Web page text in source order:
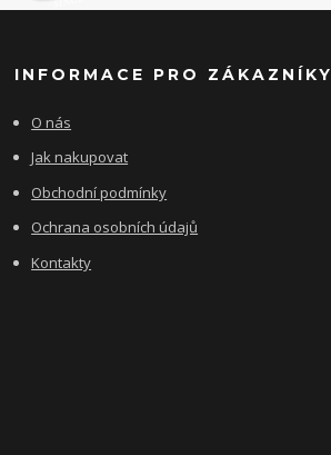
INFORMACE PRO ZÁKAZNÍKY
O nás
Jak nakupovat
Obchodní podmínky
Ochrana osobních údajů
Kontakty